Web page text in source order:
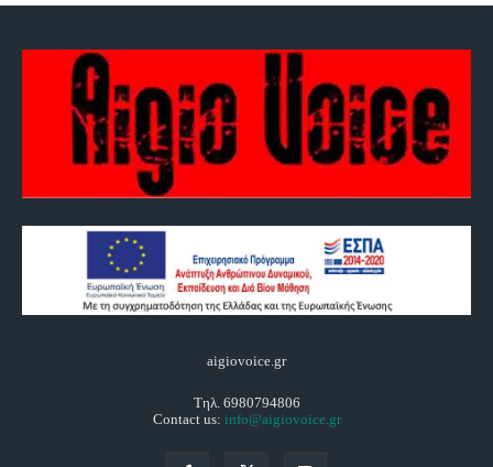
aigiovoice.gr
Τηλ. 6980794806
Contact us: info@aigiovoice.gr